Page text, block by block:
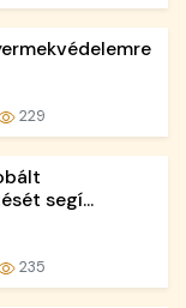
229
segí...
235